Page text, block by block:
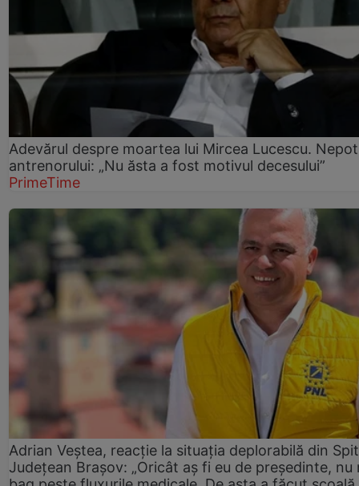
Adevărul despre moartea lui Mircea Lucescu.
antrenorului: „Nu ăsta a fost motivul decesului”
PrimeTime
Adrian Veștea, reacție la situația deplorabilă din
Județean Brașov: „Oricât aș fi eu de președinte, nu